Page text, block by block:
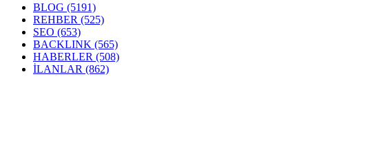
BLOG (5191)
REHBER (525)
SEO (653)
BACKLINK (565)
HABERLER (508)
İLANLAR (862)